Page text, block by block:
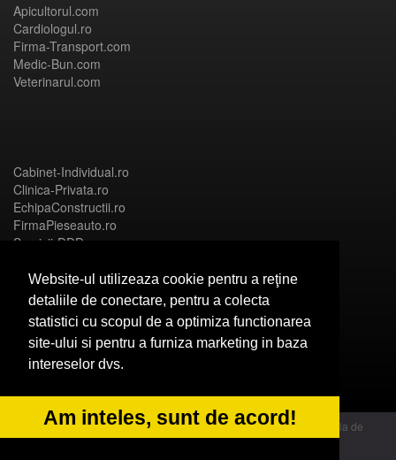
Website-ul utilizeaza cookie pentru a reţine
detaliile de conectare, pentru a colecta
statistici cu scopul de a optimiza functionarea
site-ului si pentru a furniza marketing in baza
intereselor dvs.
Am inteles, sunt de acord!
Apicultorul.com
Cardiologul.ro
Firma-Transport.com
Medic-Bun.com
Veterinarul.com
Cabinet-Individual.ro
Clinica-Privata.ro
EchipaConstructii.ro
FirmaPieseauto.ro
Servicii-DDD.com
Birouri-Cadastru.ro
CramaVinuri.ro
FirmaTractariAuto.ro
© 2014 Powered by OdinMedia | este inscrisa la Autoritatea Nationala de